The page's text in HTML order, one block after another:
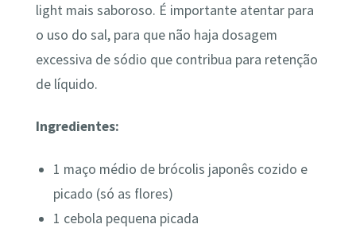
light mais saboroso. É importante atentar para
o uso do sal, para que não haja dosagem
excessiva de sódio que contribua para retenção
de líquido.
Ingredientes:
1 maço médio de brócolis japonês cozido e
picado (só as flores)
1 cebola pequena picada